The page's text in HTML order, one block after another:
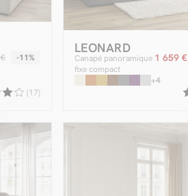
-11%
(17)
LEONARD
Canapé panoramique
fixe compact
1 659 €
+4